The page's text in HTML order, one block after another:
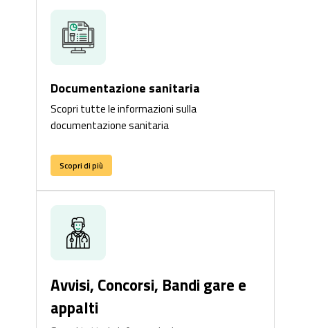
Documentazione sanitaria
Scopri tutte le informazioni sulla
documentazione sanitaria
Scopri di più
Avvisi, Concorsi, Bandi gare e
appalti